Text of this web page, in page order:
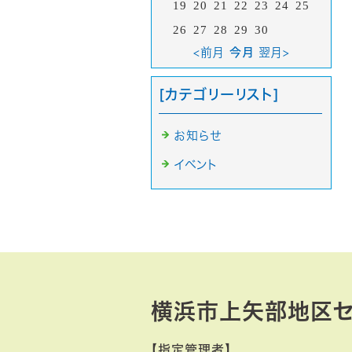
19 20 21 22 23 24
25
26
27 28 29 30
<前月 今月 翌月>
[カテゴリーリスト]
お知らせ
イベント
横浜市上矢部地区